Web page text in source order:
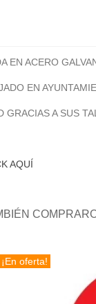
ACERO
EN
A SUS
AQUÍ
¡En oferta!